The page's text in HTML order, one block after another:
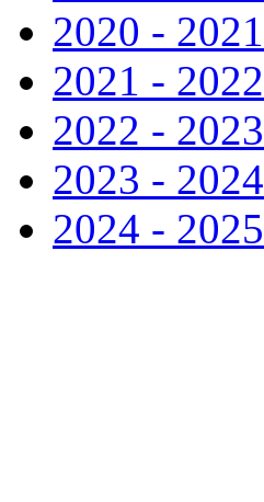
2020 - 2021
2021 - 2022
2022 - 2023
2023 - 2024
2024 - 2025